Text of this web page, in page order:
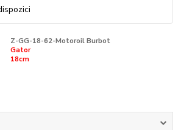
Z-GG-18-62-Motoroil Burbot
Gator
18cm